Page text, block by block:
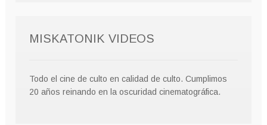
MISKATONIK VIDEOS
Todo el cine de culto en calidad de culto. Cumplimos
20 años reinando en la oscuridad cinematográfica.